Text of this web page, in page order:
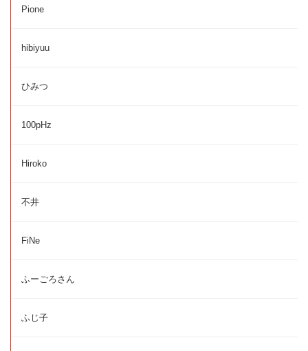
Pione
hibiyuu
ひみつ
100pHz
Hiroko
不井
FiNe
ふーごろさん
ふじ子